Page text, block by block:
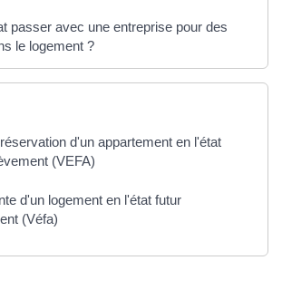
passer avec une entreprise pour des
le logement ?
d'un appartement en l'état
(VEFA)
d'un logement en l'état futur
(Véfa)